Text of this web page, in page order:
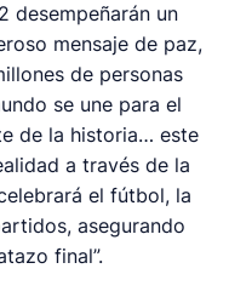
desempeñarán un
mensaje de paz,
de personas
se une para el
de la historia… este
a través de la
el fútbol, la
asegurando
final”.